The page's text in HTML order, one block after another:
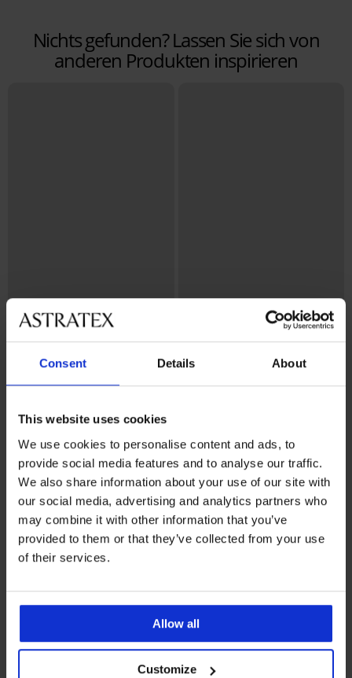
Consent Details About
This website uses cookies
We use cookies to personalise content and ads, to
provide social media features and to analyse our traffic.
We also share information about your use of our site with
our social media, advertising and analytics partners who
may combine it with other information that you’ve
provided to them or that they’ve collected from your use
of their services.
Allow all
Customize
Nichts gefunden? Lassen Sie sich von
anderen Produkten inspirieren
Bestseller
4,6
BH Spacer 3D Lady Grace New
4,5
BH Simplicity wattiert
26,99 €